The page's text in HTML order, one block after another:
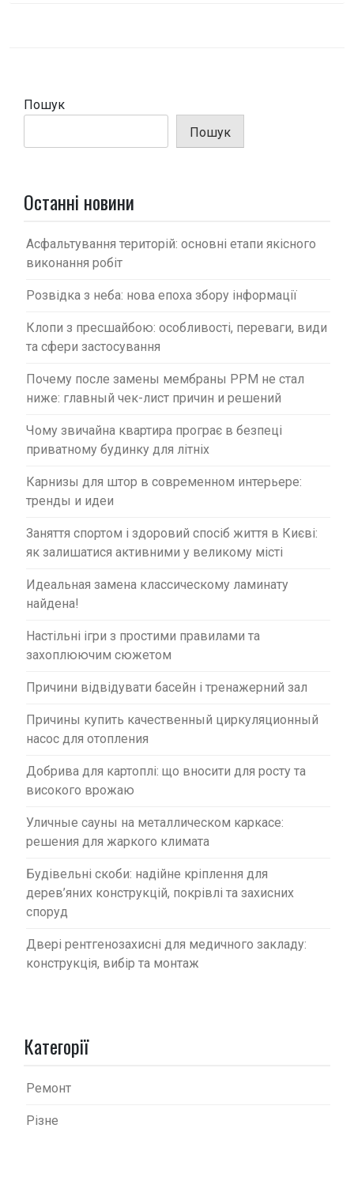
Пошук
Пошук
Останні новини
Асфальтування територій: основні етапи якісного
виконання робіт
Розвідка з неба: нова епоха збору інформації
Клопи з пресшайбою: особливості, переваги, види
та сфери застосування
Почему после замены мембраны PPM не стал
ниже: главный чек-лист причин и решений
Чому звичайна квартира програє в безпеці
приватному будинку для літніх
Карнизы для штор в современном интерьере:
тренды и идеи
Заняття спортом і здоровий спосіб життя в Києві:
як залишатися активними у великому місті
Идеальная замена классическому ламинату
найдена!
Настільні ігри з простими правилами та
захоплюючим сюжетом
Причини відвідувати басейн і тренажерний зал
Причины купить качественный циркуляционный
насос для отопления
Добрива для картоплі: що вносити для росту та
високого врожаю
Уличные сауны на металлическом каркасе:
решения для жаркого климата
Будівельні скоби: надійне кріплення для
дерев’яних конструкцій, покрівлі та захисних
споруд
Двері рентгенозахисні для медичного закладу:
конструкція, вибір та монтаж
Категорії
Ремонт
Різне